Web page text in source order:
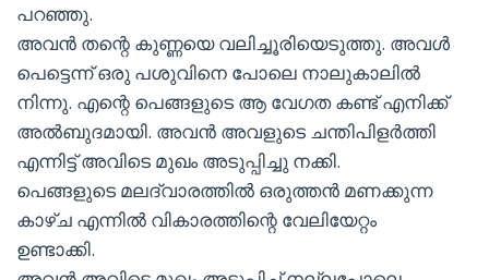
പറഞ്ഞു.
അവൻ തന്റെ കുണ്ണയെ വലിച്ചൂരിയെടുത്തു. അവൾ
പെട്ടെന്ന് ഒരു പശുവിനെ പോലെ നാലുകാലിൽ
നിന്നു. എന്റെ പെങ്ങളുടെ ആ വേഗത കണ്ട് എനിക്ക്
അൽബുദമായി. അവൻ അവളുടെ ചന്തിപിളർത്തി
എന്നിട്ട് അവിടെ മുഖം അടുപ്പിച്ചു നക്കി.
പെങ്ങളുടെ മലദ്വാരത്തിൽ ഒരുത്തൻ മണക്കുന്ന
കാഴ്ച എന്നിൽ വികാരത്തിന്റെ വേലിയേറ്റം
ഉണ്ടാക്കി.